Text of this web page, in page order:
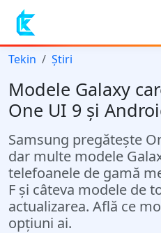
Tekin Știri
Modele Galaxy
One UI 9 și
Samsung pregătește
dar multe modele
telefoanele de gamă
F și câteva modele de
actualizarea. Află ce
opțiuni ai.